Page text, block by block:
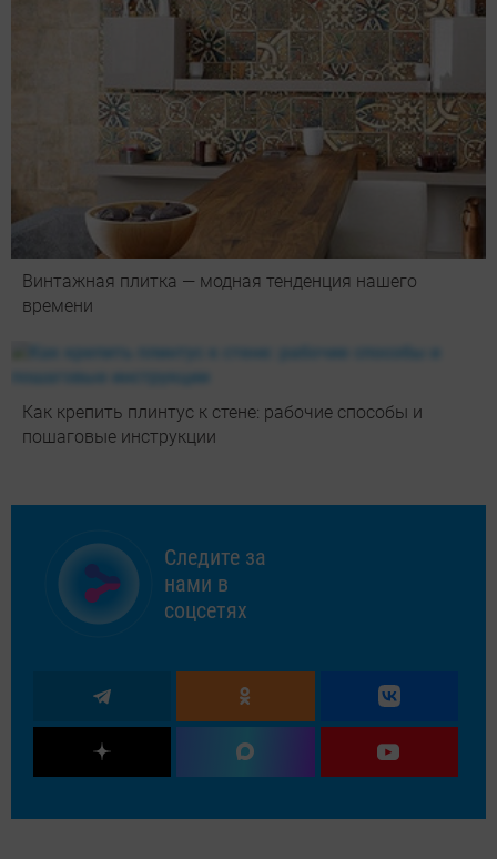
Винтажная плитка — модная тенденция нашего
времени
Как крепить плинтус к стене: рабочие способы и
пошаговые инструкции
Следите за
нами в
соцсетях